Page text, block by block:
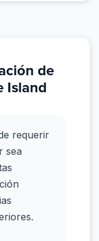
de
Island
requerir
sea